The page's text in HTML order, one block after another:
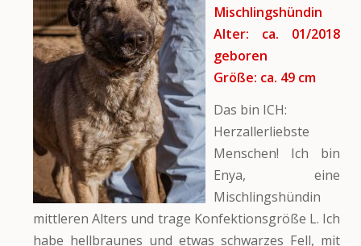
Mischlingshündin
Alter: ca. 01/2018
geboren
Größe: ca. 49 cm
Das bin ICH:
Herzallerliebste
Menschen! Ich bin
Enya, eine
Mischlingshündin
mittleren Alters und trage Konfektionsgröße L. Ich
habe hellbraunes und etwas schwarzes Fell, mit